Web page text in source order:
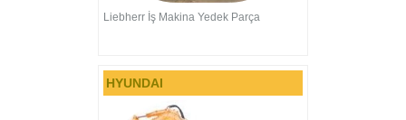
Liebherr İş Makina Yedek Parça
HYUNDAI